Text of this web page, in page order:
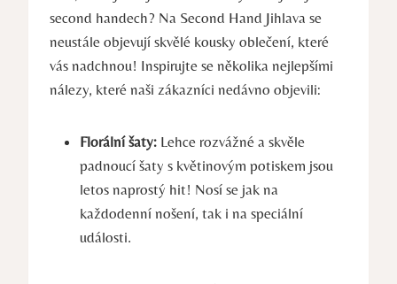
second⁢ handech? Na Second Hand Jihlava se
neustále objevují skvělé kousky oblečení, které
vás nadchnou!⁤ Inspirujte se několika nejlepšími
nálezy,‌ které naši zákazníci ‌nedávno objevili:
Florální šaty: ⁢Lehce rozvážné a skvěle​
padnoucí šaty s‍ květinovým potiskem jsou
letos ⁣naprostý hit! Nosí se jak na
každodenní nošení, tak i na speciální
události.